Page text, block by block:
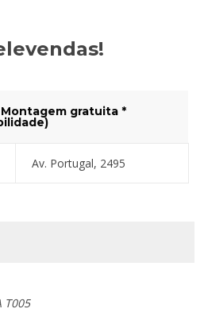
gratuita *
Av. Portugal, 2495
T005